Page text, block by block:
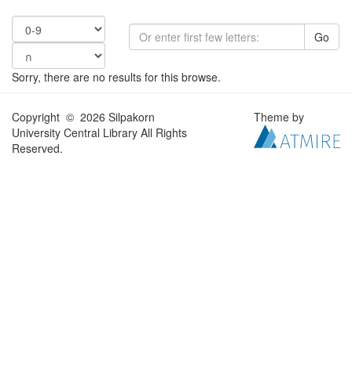
Go
Sorry, there are no results for this browse.
Copyright © 2026 Silpakorn
University Central Library All Rights
Reserved.
Theme by